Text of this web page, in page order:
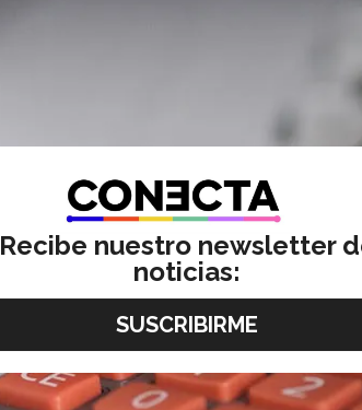
Recibe nuestro newsletter
noticias: